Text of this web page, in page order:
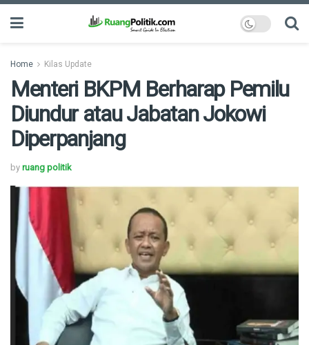
Home Kilas Update
Menteri BKPM Berharap Pemilu
Diundur atau Jabatan Jokowi
Diperpanjang
by ruang politik